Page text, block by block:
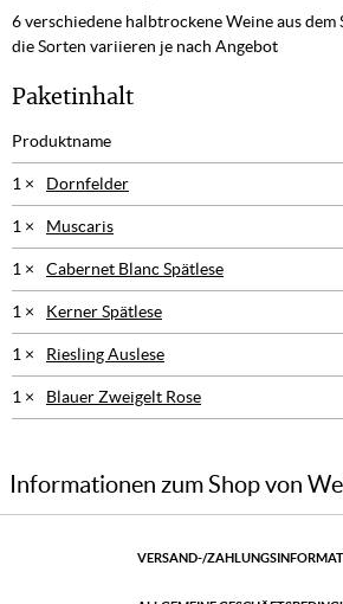
6 verschiedene halbtrockene Weine aus dem
die Sorten variieren je nach Angebot
Paketinhalt
Produktname
1 × Dornfelder
1 × Muscaris
1 × Cabernet Blanc Spätlese
1 × Kerner Spätlese
1 × Riesling Auslese
1 × Blauer Zweigelt Rose
Informationen zum Shop von
VERSAND-/